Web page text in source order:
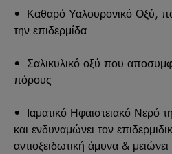
• Καθαρό Υαλουρονικό Οξύ,
την επιδερμίδα
• Σαλικυλικό οξύ που
πόρους
• Ιαματικό Ηφαιστειακό Νερό
και ενδυναμώνει τον
αντιοξειδωτική άμυνα &